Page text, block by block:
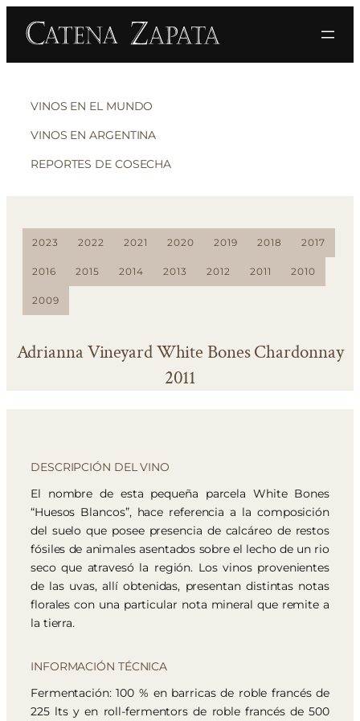
VINOS EN EL MUNDO
VINOS EN ARGENTINA
REPORTES DE COSECHA
2023 2022 2021 2020 2019 2018 2017
2016 2015 2014 2013 2012 2011 2010
2009
Adrianna Vineyard White Bones Chardonnay
2011
DESCRIPCIÓN DEL VINO
El nombre de esta pequeña parcela White Bones
“Huesos Blancos”, hace referencia a la composición
del suelo que posee presencia de calcáreo de restos
fósiles de animales asentados sobre el lecho de un rio
seco que atravesó la región. Los vinos provenientes
de las uvas, allí obtenidas, presentan distintas notas
florales con una particular nota mineral que remite a
la tierra.
INFORMACIÓN TÉCNICA
Fermentación: 100 % en barricas de roble francés de
225 lts y en roll-fermentors de roble francés de 500